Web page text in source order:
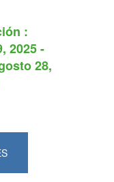
:
2025 -
28,